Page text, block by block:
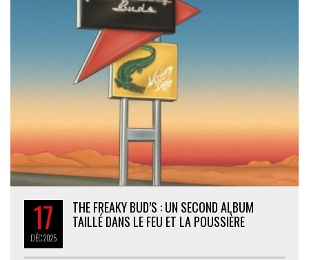
17
DÉC2025
THE FREAKY BUD’S : UN SECOND ALBUM
TAILLÉ DANS LE FEU ET LA POUSSIÈRE